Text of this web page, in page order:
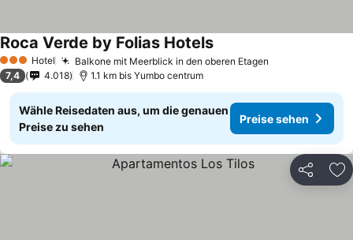
3 SterneHotel Balkone mit Meerblick in den oberen Etagen
Roca Verde by Folias HotelsPreise sehen
7,4 4.018 1.1 km bis Yumbo centrum
Wähle Reisedaten aus, um die genauen
Preise zu sehen
Preise sehen
Teilen